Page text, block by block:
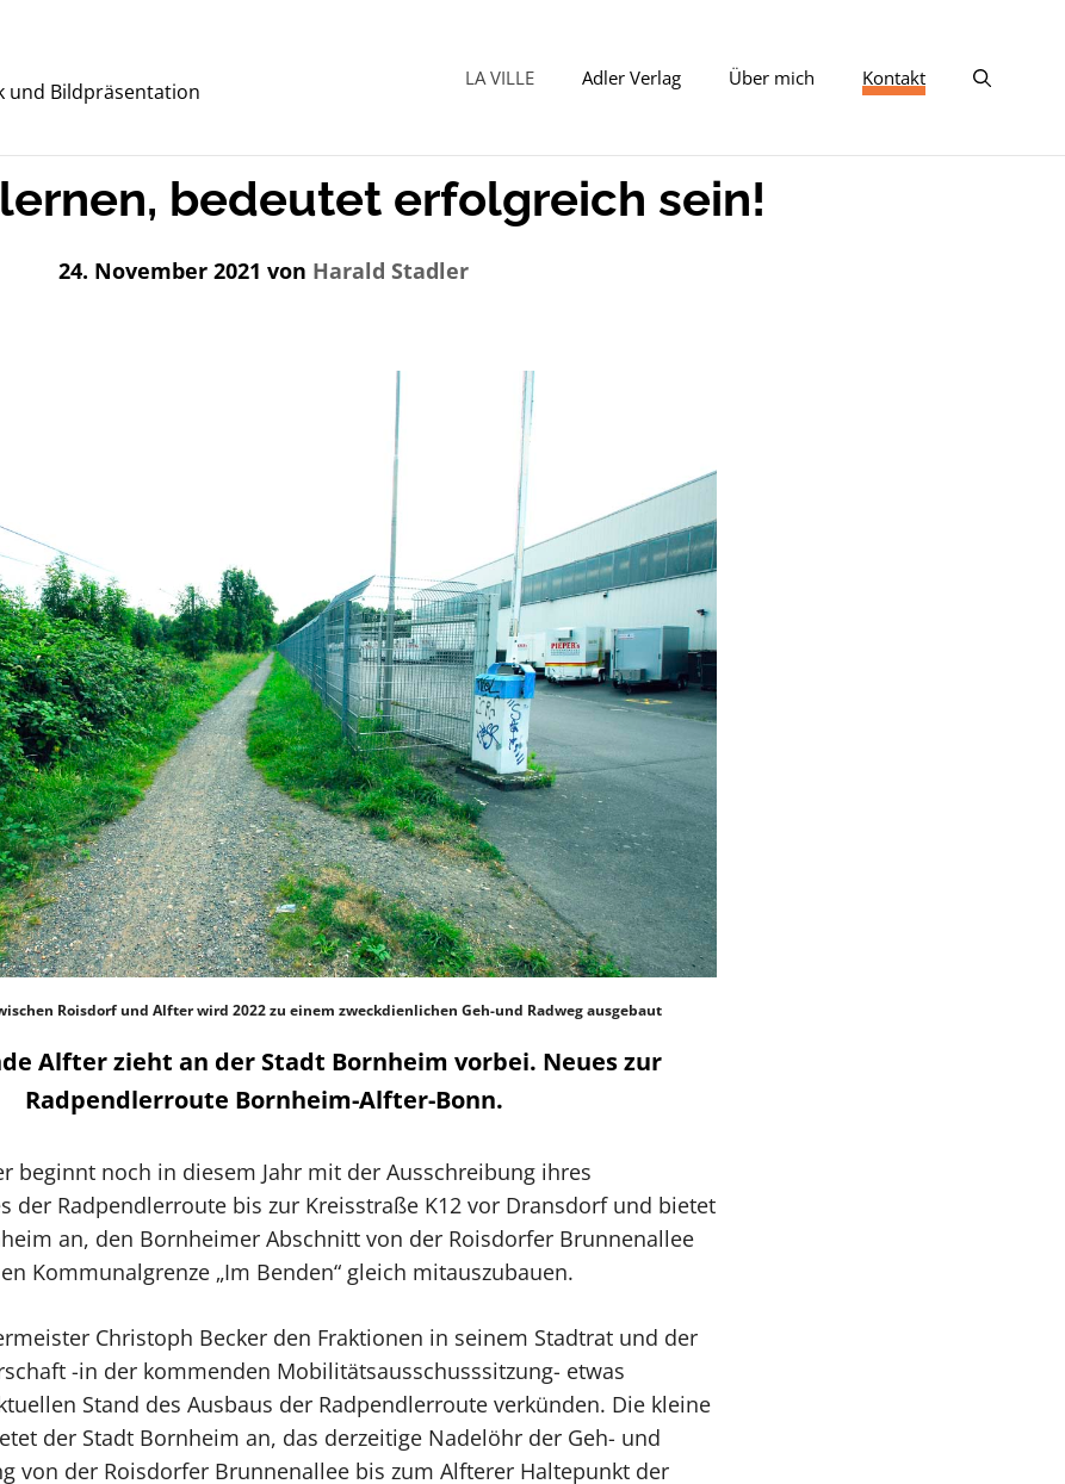
und Bildpräsentation
LA VILLE Adler Verlag Über mich Kontakt
bedeutet erfolgreich sein!
24. November 2021 von Harald Stadler
Roisdorf und Alfter wird 2022 zu einem zweckdienlichen Geh-und Radweg ausgebaut
Alfter zieht an der Stadt Bornheim vorbei. Neues zur
Radpendlerroute Bornheim-Alfter-Bonn.
beginnt noch in diesem Jahr mit der Ausschreibung ihres
der Radpendlerroute bis zur Kreisstraße K12 vor Dransdorf und bietet
an, den Bornheimer Abschnitt von der Roisdorfer Brunnenallee
Kommunalgrenze „Im Benden“ gleich mitauszubauen.
Christoph Becker den Fraktionen in seinem Stadtrat und der
-in der kommenden Mobilitätsausschusssitzung- etwas
Stand des Ausbaus der Radpendlerroute verkünden. Die kleine
der Stadt Bornheim an, das derzeitige Nadelöhr der Geh- und
von der Roisdorfer Brunnenallee bis zum Alfterer Haltepunkt der